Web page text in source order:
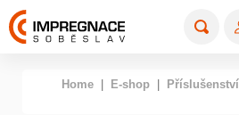
Home E-shop Příslušenství